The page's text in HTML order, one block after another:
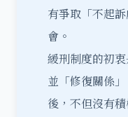
有爭取「不起
會。
緩刑制度的初衷
並「修復關係
後，不但沒有